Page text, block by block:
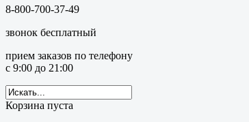
8-800-700-37-49
звонок бесплатный
прием заказов по телефону
с 9:00 до 21:00
Корзина пуста